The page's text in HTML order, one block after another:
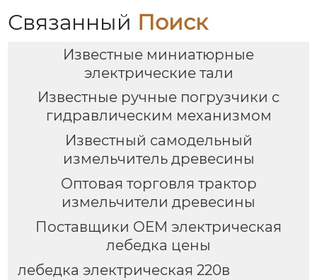
Связанный Поиск
Известные миниатюрные
электрические тали
Известные ручные погрузчики с
гидравлическим механизмом
Известный самодельный
измельчитель древесины
Оптовая торговля трактор
измельчители древесины
Поставщики OEM электрическая
лебедка цены
лебедка электрическая 220в